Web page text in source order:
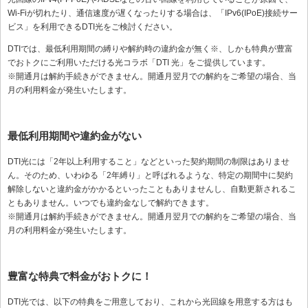
Wi-Fiが切れたり、通信速度が遅くなったりする場合は、「IPv6(IPoE)接続サー
ビス」を利用できるDTI光をご検討ください。
DTIでは、最低利用期間の縛りや解約時の違約金が無く※、しかも特典が豊富
でおトクにご利用いただける光コラボ「DTI 光」をご提供しています。
※開通月は解約手続きができません。開通月翌月での解約をご希望の場合、当
月の利用料金が発生いたします。
最低利用期間や違約金がない
DTI光には「2年以上利用すること」などといった契約期間の制限はありませ
ん。そのため、いわゆる「2年縛り」と呼ばれるような、特定の期間中に契約
解除しないと違約金がかかるといったこともありませんし、自動更新されるこ
ともありません。いつでも違約金なしで解約できます。
※開通月は解約手続きができません。開通月翌月での解約をご希望の場合、当
月の利用料金が発生いたします。
豊富な特典で料金がおトクに！
DTI光では、以下の特典をご用意しており、これから光回線を用意する方はも